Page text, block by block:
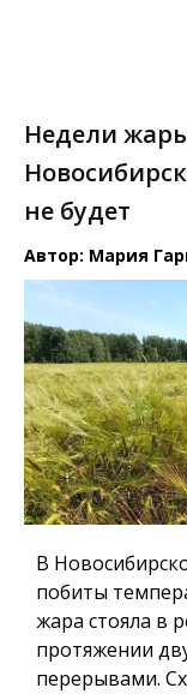
Недели
не будет
Автор: Мария
В
побиты
жара стояла в
протяжении
перерывами.